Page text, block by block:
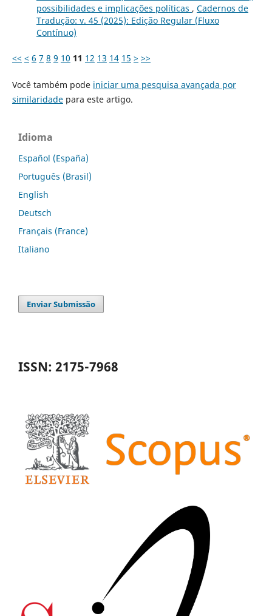
possibilidades e implicações políticas , Cadernos de
Tradução: v. 45 (2025): Edição Regular (Fluxo
Contínuo)
<< < 6 7 8 9 10 11 12 13 14 15 > >>
Você também pode iniciar uma pesquisa avançada por
similaridadepara este artigo.
Idioma
Español (España)
Português (Brasil)
English
Deutsch
Français (France)
Italiano
Enviar Submissão
ISSN: 2175-7968